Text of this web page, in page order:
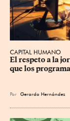
CAPITAL HUMANO
El respeto a la
que los
Por Gerardo Hernández